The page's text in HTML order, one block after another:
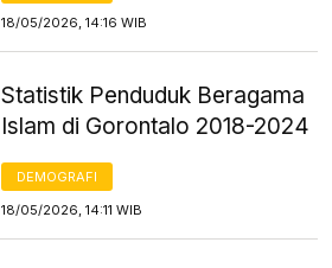
18/05/2026, 14:16 WIB
Statistik Penduduk Beragama
Islam di Gorontalo 2018-2024
DEMOGRAFI
18/05/2026, 14:11 WIB